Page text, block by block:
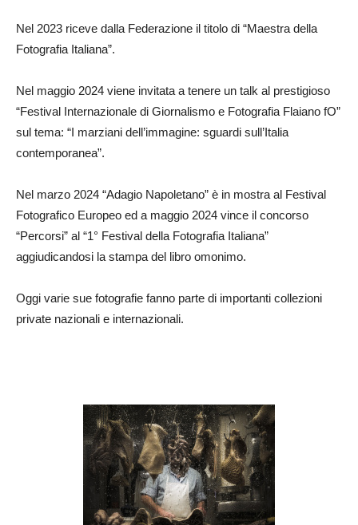
Nel 2023 riceve dalla Federazione il titolo di “Maestra della
Fotografia Italiana”.
Nel maggio 2024 viene invitata a tenere un talk al prestigioso
“Festival Internazionale di Giornalismo e Fotografia Flaiano fO”
sul tema: “I marziani dell’immagine: sguardi sull’Italia
contemporanea”.
Nel marzo 2024 “Adagio Napoletano” è in mostra al Festival
Fotografico Europeo ed a maggio 2024 vince il concorso
“Percorsi” al “1° Festival della Fotografia Italiana”
aggiudicandosi la stampa del libro omonimo.
Oggi varie sue fotografie fanno parte di importanti collezioni
private nazionali e internazionali.